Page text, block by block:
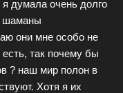
думала очень долго
шаманы
они мне особо не
так почему бы
? наш мир полон в
Хотя я их